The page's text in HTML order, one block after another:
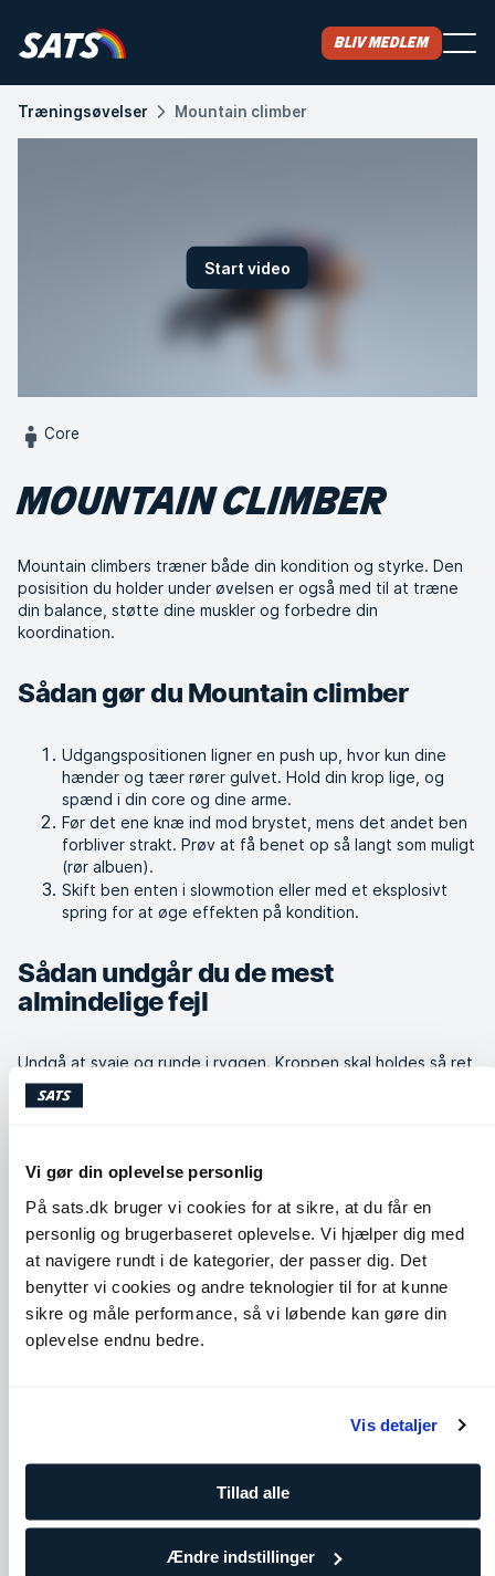
Vi gør din oplevelse personlig
På sats.dk bruger vi cookies for at sikre, at du får en
personlig og brugerbaseret oplevelse. Vi hjælper dig med
at navigere rundt i de kategorier, der passer dig. Det
benytter vi cookies og andre teknologier til for at kunne
sikre og måle performance, så vi løbende kan gøre din
oplevelse endnu bedre.
Vis detaljer
Tillad alle
Ændre indstillinger
Bliv medlem
Træningsøvelser Mountain climber
Start video
Core
MOUNTAIN CLIMBER
Mountain climbers træner både din kondition og styrke. Den
posisition du holder under øvelsen er også med til at træne
din balance, støtte dine muskler og forbedre din
koordination.
Sådan gør du Mountain climber
Udgangspositionen ligner en push up, hvor kun dine
hænder og tæer rører gulvet. Hold din krop lige, og
spænd i din core og dine arme.
Før det ene knæ ind mod brystet, mens det andet ben
forbliver strakt. Prøv at få benet op så langt som muligt
(rør albuen).
Skift ben enten i slowmotion eller med et eksplosivt
spring for at øge effekten på kondition.
Sådan undgår du de mest
almindelige fejl
Undgå at svaje og runde i ryggen. Kroppen skal holdes så ret
som muligt under hele øvelsen. Sørg for at holde hofterne i
den rigtige position, så du også undgår at numsen er for højt
Lignende øvelser
Skuldre Core Bryst Ben og glutes Ryg